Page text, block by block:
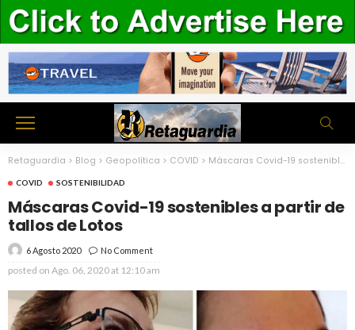
Retaguardia > Blog > Geopolítica > COVID > Máscaras Covid-19 sostenibles a partir de tallos de Lotos
COVID SOSTENIBILIDAD
Máscaras Covid-19 sostenibles a partir de
tallos de Lotos
6 Agosto 2020 No Comment
posted on Ago. 06, 2020 at 12:10 am